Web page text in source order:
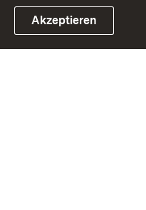
Link zum Landesportal
Akzeptieren